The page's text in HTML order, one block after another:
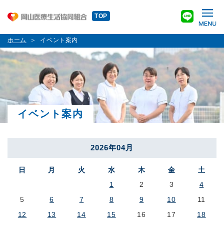
TOP
ホーム イベント案内
イベント案内
2026年04月
日 月 火 水 木 金 土
1 2 3
4
5
6 7 8 9 10
11
12
13 14 15 16 17
18